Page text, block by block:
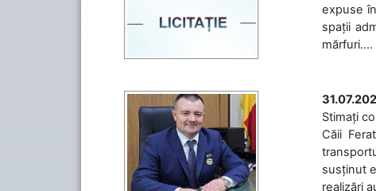
expuse
spații
mărfuri....
Stimați
Căii
susținut
realizări